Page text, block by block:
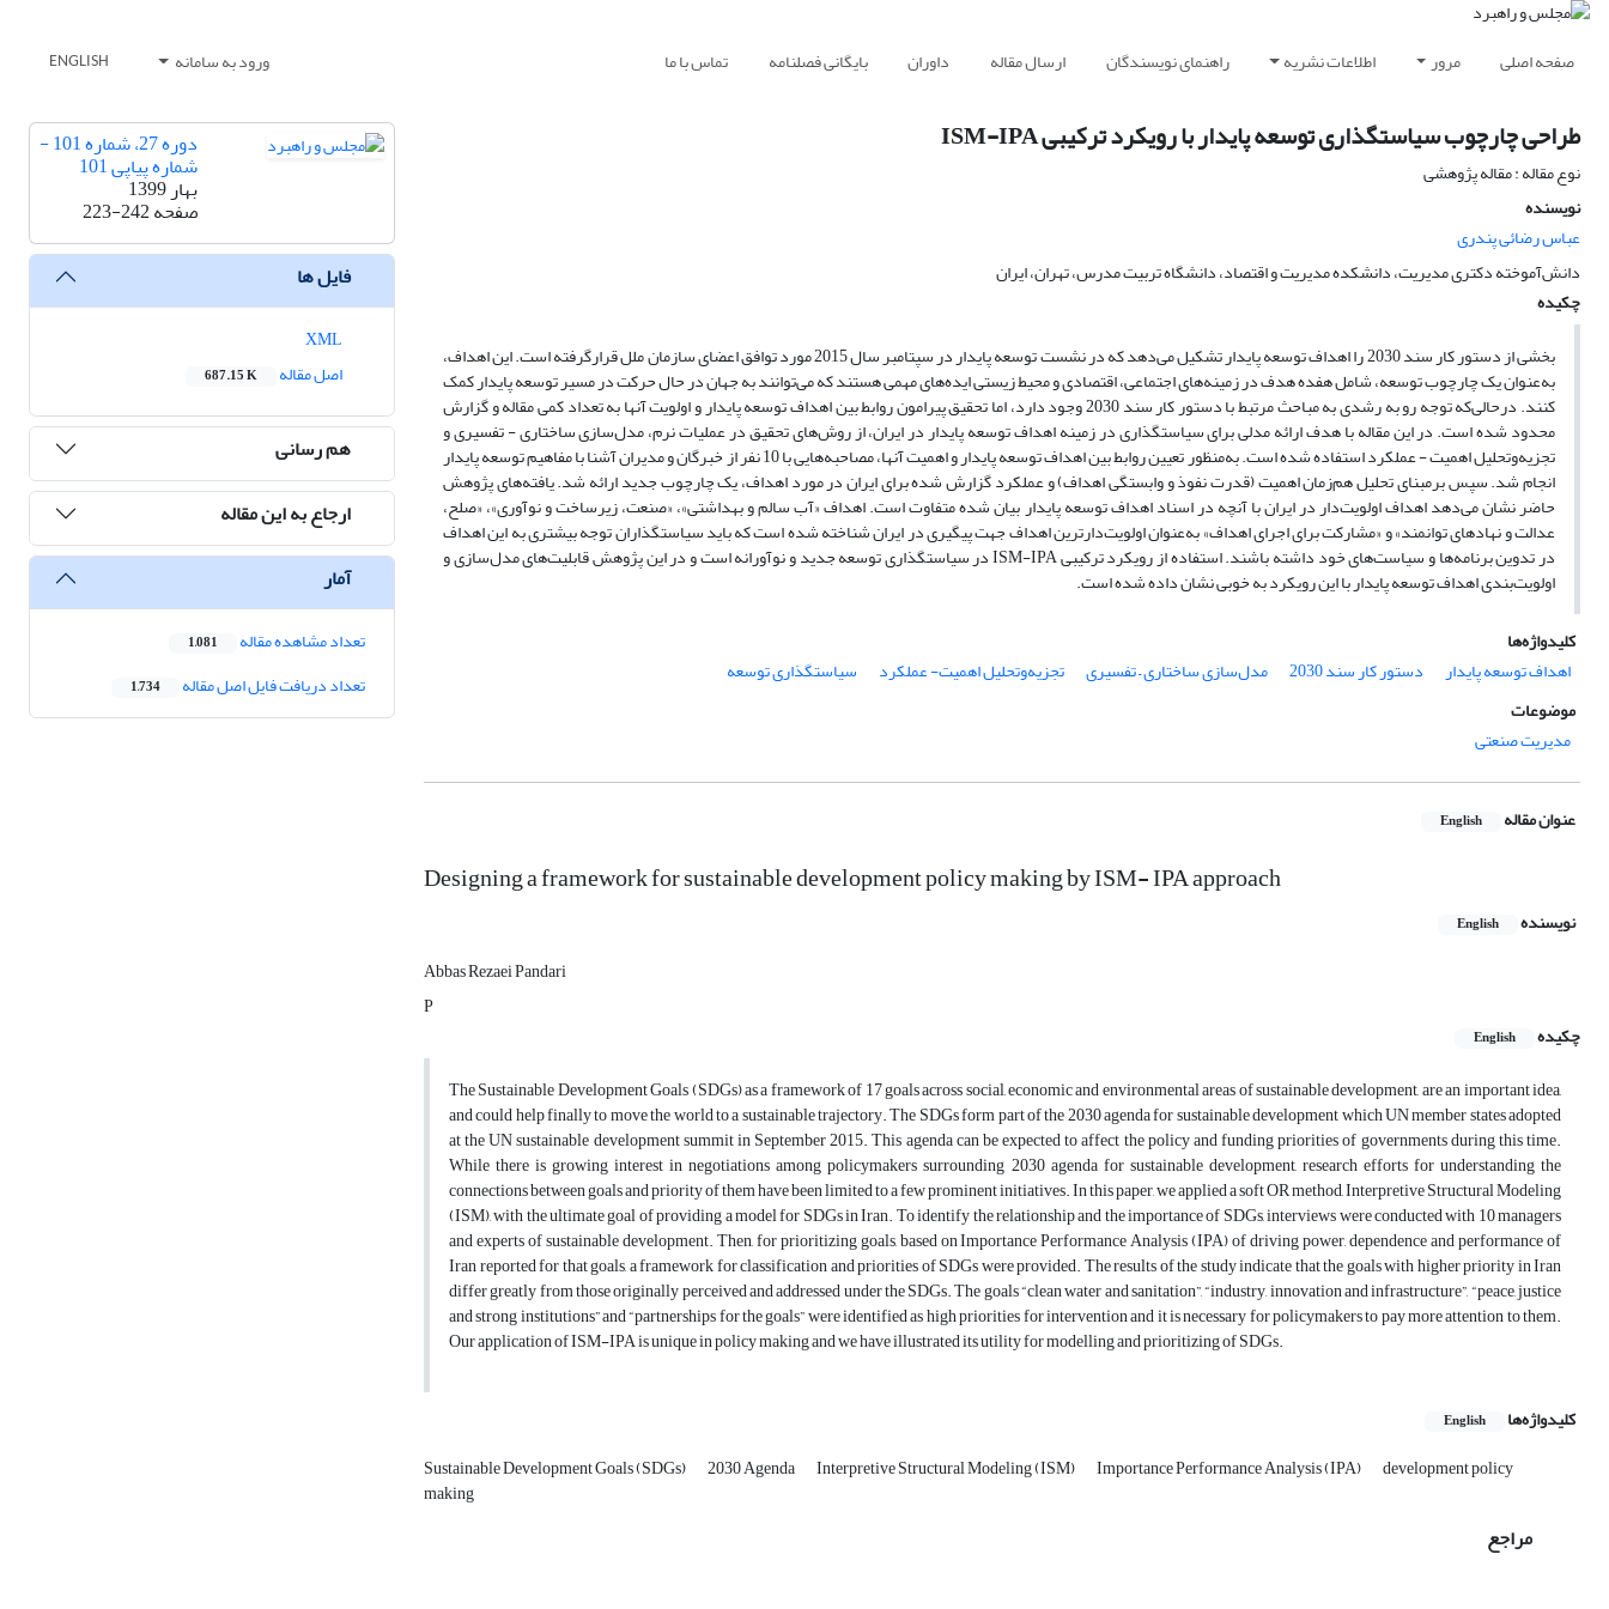
صفحه اصلی مرور اطلاعات نشریه راهنمای نویسندگان ارسال مقاله داوران بایگانی فصلنامه تماس با ما ورود به سامانه ENGLISH
طراحی چارچوب سیاستگذاری توسعه پایدار با رویکرد ترکیبی ISM-IPA
نوع مقاله : مقاله پژوهشی
نویسنده
عباس رضائی پندری
دانش‌آموخته دکتری مدیریت، دانشکده مدیریت و اقتصاد، دانشگاه تربیت مدرس، تهران، ایران
چکیده
بخشی از دستور کار سند 2030 را اهداف توسعه پایدار تشکیل می‌دهد که در نشست توسعه پایدار در سپتامبر سال 2015 مورد توافق اعضای سازمان ملل قرارگرفته است. این اهداف،
به‌عنوان یک چارچوب توسعه، شامل هفده هدف در زمینه‌های اجتماعی، اقتصادی و محیط زیستی ایده‌های مهمی هستند که می‌توانند به جهان در حال حرکت در مسیر توسعه پایدار کمک
کنند. درحالی‌که توجه رو به رشدی به مباحث مرتبط با دستور کار سند 2030 وجود دارد، اما تحقیق پیرامون روابط بین اهداف توسعه پایدار و اولویت آنها به تعداد کمی مقاله و گزارش
محدود شده است. در این مقاله با هدف ارائه مدلی برای سیاستگذاری در زمینه اهداف توسعه پایدار در ایران، از روش‌های تحقیق در عملیات نرم، مدل‌سازی ساختاری - تفسیری و
تجزیه‌و‌تحلیل اهمیت - عملکرد استفاده شده است. به‌منظور تعیین روابط بین اهداف توسعه پایدار و اهمیت آنها، مصاحبه‌هایی با 10 نفر از خبرگان و مدیران آشنا با مفاهیم توسعه پایدار
انجام شد. سپس بر‌مبنای تحلیل هم‌زمان اهمیت (قدرت نفوذ و وابستگی اهداف) و عملکرد گزارش شده برای ایران در مورد اهداف، یک چارچوب جدید ارائه شد. یافته‌های پژوهش
حاضر نشان می‌دهد اهداف اولویت‌دار در ایران با آنچه در اسناد اهداف توسعه پایدار بیان شده متفاوت است. اهداف «آب سالم و بهداشتی»، «صنعت، زیرساخت و نوآوری»، «صلح،
عدالت و نهادهای توانمند» و «مشارکت برای اجرای اهداف» به‌عنوان اولویت‌دارترین اهداف جهت پیگیری در ایران شناخته شده است که باید سیاستگذاران توجه بیشتری به این اهداف
در تدوین برنامه‌ها و سیاست‌های خود داشته باشند. استفاده از رویکرد ترکیبی ISM-IPA در سیاستگذاری توسعه جدید و نوآورانه است و در این پژوهش قابلیت‌های مدل‌سازی و
اولویت‌بندی اهداف توسعه پایدار با این رویکرد به خوبی نشان داده شده است.
کلیدواژه‌ها
اهداف توسعه پایدار
دستور کار سند 2030 مدل‌سازی ساختاری – تفسیری تجزیه‌وتحلیل اهمیت- عملکرد
سیاستگذاری توسعه
موضوعات
مدیریت صنعتی
عنوان مقاله English
Designing a framework for sustainable development policy making by ISM- IPA approach
نویسنده English
Abbas Rezaei Pandari
P
چکیده
English
The Sustainable Development Goals (SDGs) as a framework of 17 goals across social, economic and environmental areas of sustainable development, are an important idea,
and could help finally to move the world to a sustainable trajectory. The SDGs form part of the 2030 agenda for sustainable development which UN member states adopted
at the UN sustainable development summit in September 2015. This agenda can be expected to affect the policy and funding priorities of governments during this time.
While there is growing interest in negotiations among policymakers surrounding 2030 agenda for sustainable development, research efforts for understanding the
connections between goals and priority of them have been limited to a few prominent initiatives. In this paper, we applied a soft OR method, Interpretive Structural Modeling
(ISM), with the ultimate goal of providing a model for SDGs in Iran. To identify the relationship and the importance of SDGs, interviews were conducted with 10 managers
and experts of sustainable development. Then, for prioritizing goals, based on Importance Performance Analysis (IPA) of driving power, dependence and performance of
Iran reported for that goals, a framework for classification and priorities of SDGs were provided. The results of the study indicate that the goals with higher priority in Iran
differ greatly from those originally perceived and addressed under the SDGs. The goals “clean water and sanitation”, “industry, innovation and infrastructure”, “peace, justice
and strong institutions” and “partnerships for the goals” were identified as high priorities for intervention and it is necessary for policymakers to pay more attention to them.
Our application of ISM-IPA is unique in policy making and we have illustrated its utility for modelling and prioritizing of SDGs.
کلیدواژه‌ها English
Sustainable Development Goals (SDGs) 2030 Agenda Interpretive Structural Modeling (ISM) Importance Performance Analysis (IPA) development policy
making
مراجع
دوره 27، شماره 101 -
شماره پیاپی 101
بهار 1399
صفحه223-242
فایل ها
اصل مقاله
687.15 K
هم رسانی
ارجاع به این مقاله
آمار
تعداد مشاهده مقاله 1,081
تعداد دریافت فایل اصل مقاله 1,734